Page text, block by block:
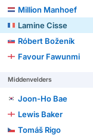
Million Manhoef
Lamine Cisse
Róbert Boženík
Favour Fawunmi
Middenvelders
Joon-Ho Bae
Lewis Baker
Tomáš Rigo